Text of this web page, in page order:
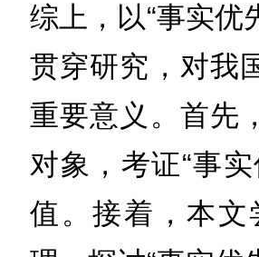
综上，以“事实优
贯穿研究，对我
重要意义。首先
对象，考证“事
值。接着，本